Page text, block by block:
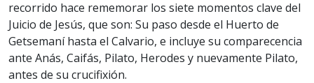
recorrido hace rememorar los siete momentos clave del
Juicio de Jesús, que son: Su paso desde el Huerto de
Getsemaní hasta el Calvario, e incluye su comparecencia
ante Anás, Caifás, Pilato, Herodes y nuevamente Pilato,
antes de su crucifixión.